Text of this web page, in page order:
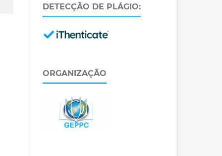
DETECÇÃO DE PLÁGIO:
ORGANIZAÇÃO